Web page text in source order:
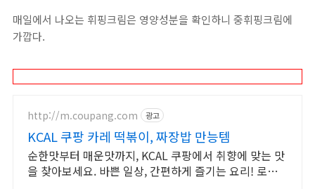
매일에서 나오는 휘핑크림은 영양성분을 확인하니 중휘핑크림에
가깝다.
http://m.coupang.com 광고
KCAL 쿠팡 카레 떡볶이, 짜장밥 만능템
순한맛부터 매운맛까지, KCAL 쿠팡에서 취향에 맞는 맛
을 찾아보세요. 바쁜 일상, 간편하게 즐기는 요리! 로켓